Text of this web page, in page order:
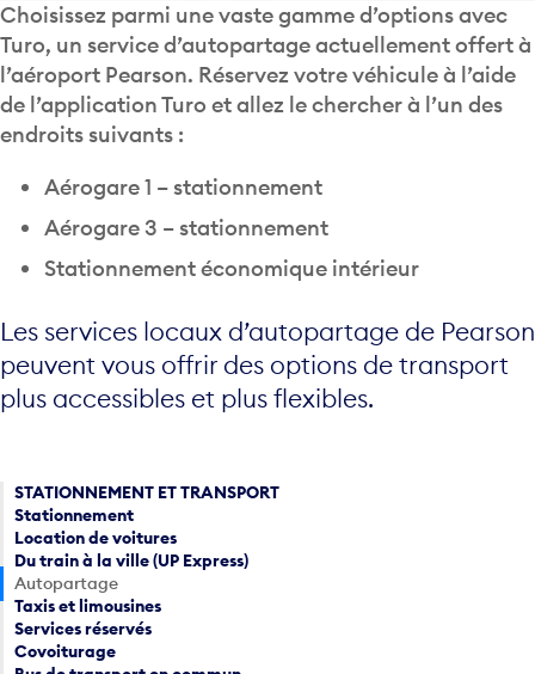
Choisissez parmi une vaste gamme d’options avec
Turo, un service d’autopartage actuellement offert à
l’aéroport Pearson. Réservez votre véhicule à l’aide
de l’application Turo et allez le chercher à l’un des
endroits suivants :
Aérogare 1 – stationnement
Aérogare 3 – stationnement
Stationnement économique intérieur
Les services locaux d’autopartage de Pearson
peuvent vous offrir des options de transport
plus accessibles et plus flexibles.
STATIONNEMENT ET TRANSPORT
Stationnement
Location de voitures
Du train à la ville (UP Express)
Autopartage
Taxis et limousines
Services réservés
Covoiturage